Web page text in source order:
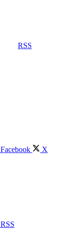
RSS
Facebook X
RSS